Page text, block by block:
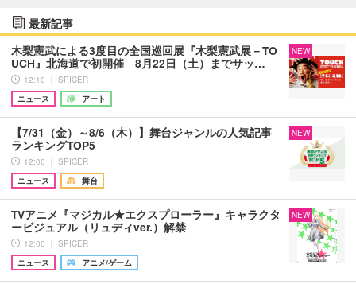
最新記事
木梨憲武による3度目の全国巡回展『木梨憲武展－TO
UCH』北海道で初開催 8月22日（土）までサッ…
12:10 ｜ SPICER
ニュース
アート
NEW
【7/31（金）～8/6（木）】舞台ジャンルの人気記事
ランキングTOP5
12:00 ｜ SPICER
ニュース
舞台
NEW
TVアニメ『マジカル★エクスプローラー』キャラクタ
ービジュアル（リュディver.）解禁
12:00 ｜ SPICER
ニュース
アニメ/ゲーム
NEW